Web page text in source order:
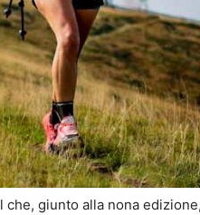
che, giunto alla nona